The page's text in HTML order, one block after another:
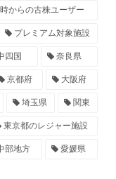
からの古株ユーザー
プレミアム対象施設
四国 奈良県
京都府 大阪府
埼玉県 関東
東京都のレジャー施設
部地方 愛媛県